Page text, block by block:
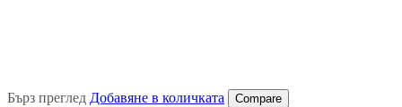
Бърз преглед Добавяне в количката Compare